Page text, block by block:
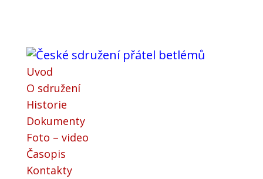
Uvod
O sdružení
Historie
Dokumenty
Foto – video
Časopis
Kontakty